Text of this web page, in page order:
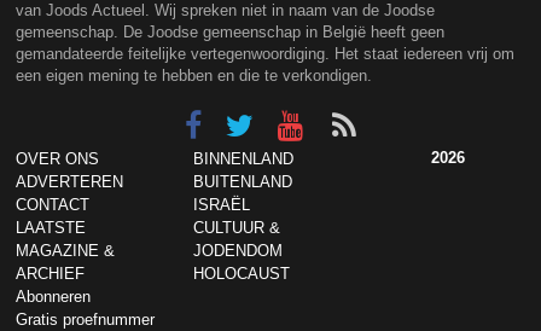
van Joods Actueel. Wij spreken niet in naam van de Joodse
gemeenschap. De Joodse gemeenschap in België heeft geen
gemandateerde feitelijke vertegenwoordiging. Het staat iedereen vrij om
een eigen mening te hebben en die te verkondigen.
OVER ONS
ADVERTEREN
CONTACT
LAATSTE
MAGAZINE &
ARCHIEF
Abonneren
Gratis proefnummer
BINNENLAND
BUITENLAND
ISRAËL
CULTUUR &
JODENDOM
HOLOCAUST
2026